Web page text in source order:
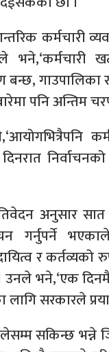
कर्मचारी
भने,‘कर्मचारी
बन्छ, गाउपालिका
पनि अन्तिम
अनुसार
गर्नुपर्ने
र कर्तव्यको
उनले भने,‘एक
सरकारले
सकिन्छ भन्ने